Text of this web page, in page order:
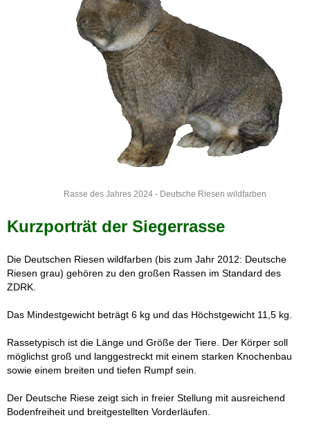
Rasse des Jahres 2024 - Deutsche Riesen wildfarben
Kurzporträt der Siegerrasse
Die Deutschen Riesen wildfarben (bis zum Jahr 2012: Deutsche
Riesen grau) gehören zu den großen Rassen im Standard des
ZDRK.
Das Mindestgewicht beträgt 6 kg und das Höchstgewicht 11,5 kg.
Rassetypisch ist die Länge und Größe der Tiere. Der Körper soll
möglichst groß und langgestreckt mit einem starken Knochenbau
sowie einem breiten und tiefen Rumpf sein.
Der Deutsche Riese zeigt sich in freier Stellung mit ausreichend
Bodenfreiheit und breitgestellten Vorderläufen.